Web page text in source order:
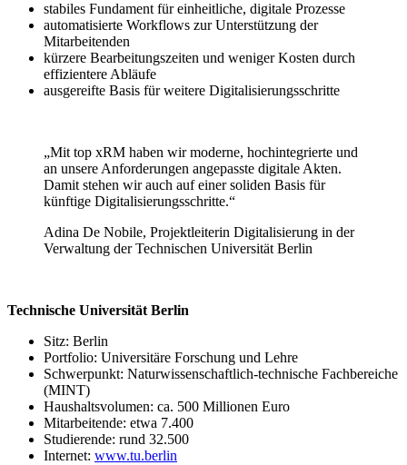
stabiles Fundament für einheitliche, digitale Prozesse
automatisierte Workflows zur Unterstützung der
Mitarbeitenden
kürzere Bearbeitungszeiten und weniger Kosten durch
effizientere Abläufe
ausgereifte Basis für weitere Digitalisierungsschritte
„Mit top xRM haben wir moderne, hochintegrierte und
an unsere Anforderungen angepasste digitale Akten.
Damit stehen wir auch auf einer soliden Basis für
künftige Digitalisierungsschritte.“
Adina De Nobile, Projektleiterin Digitalisierung in der
Verwaltung der Technischen Universität Berlin
Technische Universität Berlin
Sitz: Berlin
Portfolio: Universitäre Forschung und Lehre
Schwerpunkt: Naturwissenschaftlich-technische Fachbereiche
(MINT)
Haushaltsvolumen: ca. 500 Millionen Euro
Mitarbeitende: etwa 7.400
Studierende: rund 32.500
Internet: www.tu.berlin